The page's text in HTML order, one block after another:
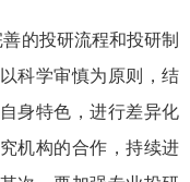
的投研流程和投研制
科学审慎为原则，结
身特色，进行差异化
机构的合作，持续进